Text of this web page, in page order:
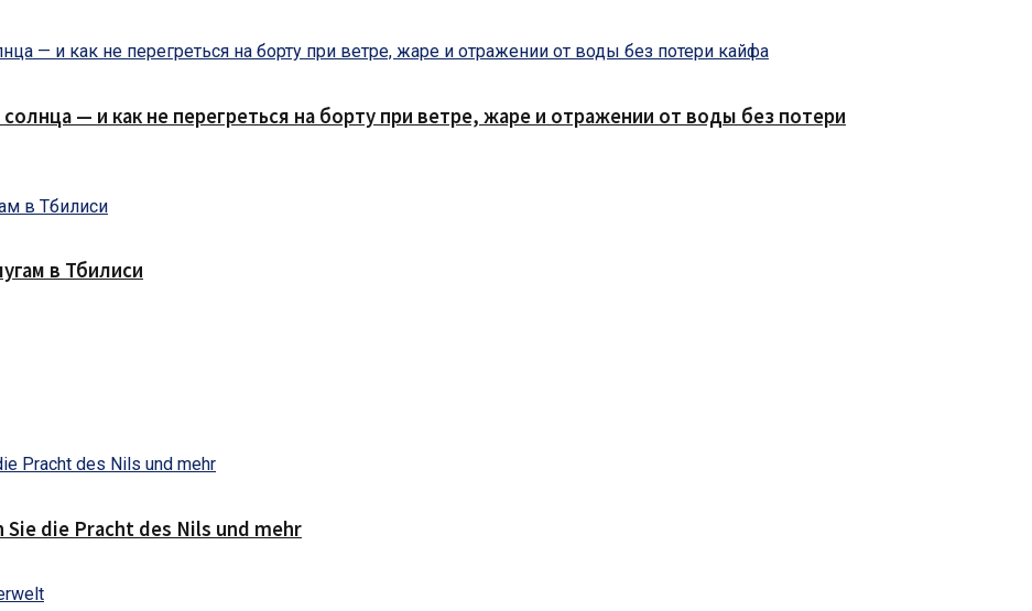
— и как не перегреться на борту при ветре, жаре и отражении от воды без потери
в Тбилиси
die Pracht des Nils und mehr